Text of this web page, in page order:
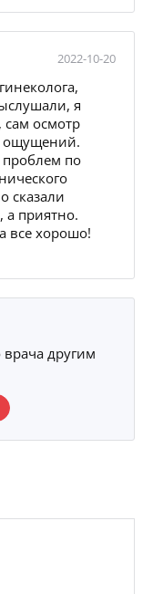
2022-10-20
я
сам осмотр
ощущений.
по
сказали
а приятно.
все хорошо!
другим